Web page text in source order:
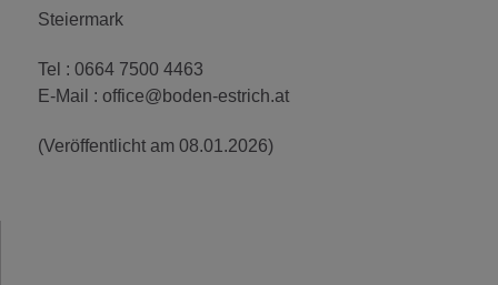
Steiermark
Tel : 0664 7500 4463
E-Mail : office@boden-estrich.at
(Veröffentlicht am 08.01.2026)